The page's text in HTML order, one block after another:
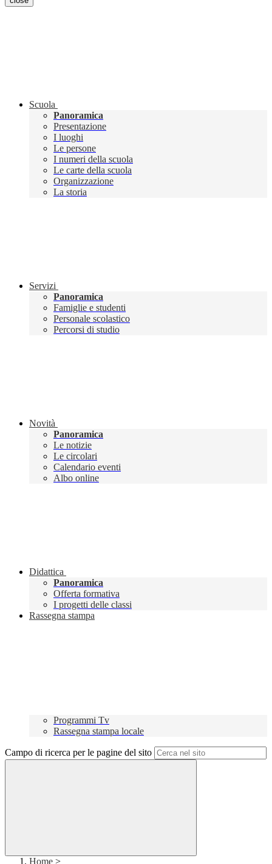
Scuola
Panoramica
Presentazione
I luoghi
Le persone
I numeri della scuola
Le carte della scuola
Organizzazione
La storia
Servizi
Panoramica
Famiglie e studenti
Personale scolastico
Percorsi di studio
Novità
Panoramica
Le notizie
Le circolari
Calendario eventi
Albo online
Didattica
Panoramica
Offerta formativa
I progetti delle classi
Rassegna stampa
Programmi Tv
Rassegna stampa locale
Campo di ricerca per le pagine del sito
Home >